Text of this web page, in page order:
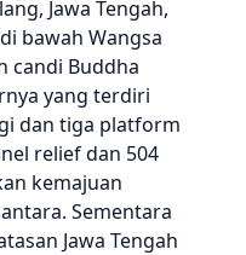
Jawa Tengah,
bawah Wangsa
candi Buddha
yang terdiri
dan tiga platform
relief dan 504
kemajuan
Sementara
Jawa Tengah